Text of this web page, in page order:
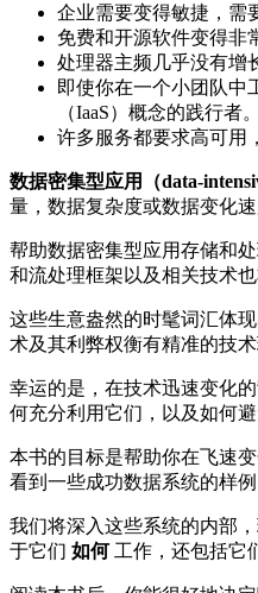
企业需要变得敏捷，需
免费和开源软件变得非
处理器主频几乎没有增
即使你在一个小团队中
（IaaS）概念的践行者。
许多服务都要求高可用
数据密集型应用（data-
量，数据复杂度或数据变化
帮助数据密集型应用存储和
和流处理框架以及相关技术
这些生意盎然的时髦词汇体
术及其利弊权衡有精准的技
幸运的是，在技术迅速变化
何充分利用它们，以及如何
本书的目标是帮助你在飞速
看到一些成功数据系统的样
我们将深入这些系统的内部
于它们 如何工作，还包括它